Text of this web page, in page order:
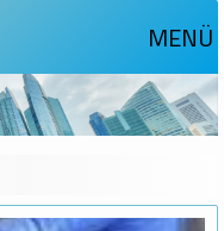
MENÜ